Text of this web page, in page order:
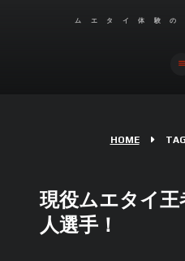
ムエタイ体験
HOME
現役ムエタイ
人選手！